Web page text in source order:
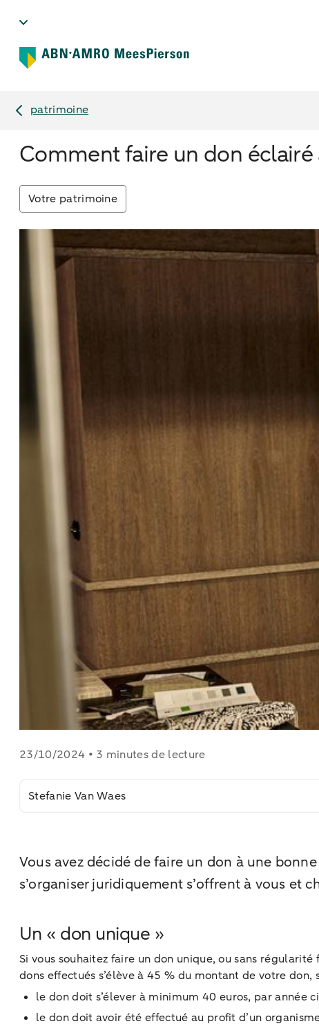
patrimoine
Comment faire un don
Votre patrimoine
23/10/2024 • 3 minutes de lecture
Stefanie Van Waes
Vous avez décidé de faire un don à une
s’organiser juridiquement s’offrent à vous et
Un « don unique »
Si vous souhaitez faire un don unique, ou sans
dons effectués s’élève à 45 % du montant de votre
le don doit s’élever à minimum 40 euros, par année
le don doit avoir été effectué au profit d’un